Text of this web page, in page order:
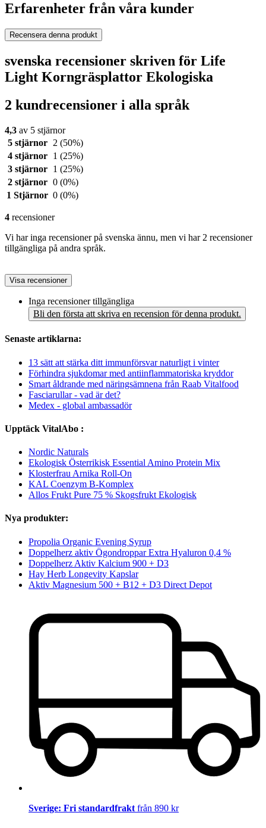
Erfarenheter från våra kunder
Recensera denna produkt
svenska recensioner skriven för Life
Light Korngräsplattor Ekologiska
2 kundrecensioner i alla språk
4,3 av 5 stjärnor
5 stjärnor
2 (50%)
4 stjärnor
1 (25%)
3 stjärnor
1 (25%)
2 stjärnor 0 (0%)
1 Stjärnor 0 (0%)
4 recensioner
Vi har inga recensioner på svenska ännu, men vi har 2 recensioner
tillgängliga på andra språk.
Visa recensioner
Inga recensioner tillgängliga
Bli den första att skriva en recension för denna produkt.
Senaste artiklarna:
13 sätt att stärka ditt immunförsvar naturligt i vinter
Förhindra sjukdomar med antiinflammatoriska kryddor
Smart åldrande med näringsämnena från Raab Vitalfood
Fasciarullar - vad är det?
Medex - global ambassadör
Upptäck VitalAbo :
Nordic Naturals
Ekologisk Österrikisk Essential Amino Protein Mix
Klosterfrau Arnika Roll-On
KAL Coenzym B-Komplex
Allos Frukt Pure 75 % Skogsfrukt Ekologisk
Nya produkter:
Propolia Organic Evening Syrup
Doppelherz aktiv Ögondroppar Extra Hyaluron 0,4 %
Doppelherz Aktiv Kalcium 900 + D3
Hay Herb Longevity Kapslar
Aktiv Magnesium 500 + B12 + D3 Direct Depot
Sverige: Fri standardfrakt från 890 kr